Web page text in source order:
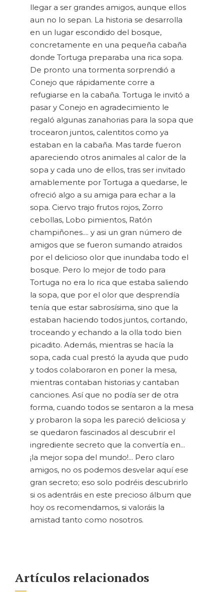
llegar a ser grandes amigos, aunque ellos
aun no lo sepan. La historia se desarrolla
en un lugar escondido del bosque,
concretamente en una pequeña cabaña
donde Tortuga preparaba una rica sopa.
De pronto una tormenta sorprendió a
Conejo que rápidamente corre a
refugiarse en la cabaña. Tortuga le invitó a
pasar y Conejo en agradecimiento le
regaló algunas zanahorias para la sopa que
trocearon juntos, calentitos como ya
estaban en la cabaña. Mas tarde fueron
apareciendo otros animales al calor de la
sopa y cada uno de ellos, tras ser invitado
amablemente por Tortuga a quedarse, le
ofreció algo a su amiga para echar a la
sopa. Ciervo trajo frutos rojos, Zorro
cebollas, Lobo pimientos, Ratón
champiñones.... y asi un gran número de
amigos que se fueron sumando atraidos
por el delicioso olor que inundaba todo el
bosque. Pero lo mejor de todo para
Tortuga no era lo rica que estaba saliendo
la sopa, que por el olor que desprendía
tenía que estar sabrosísima, sino que la
estaban haciendo todos juntos, cortando,
troceando y echando a la olla todo bien
picadito. Además, mientras se hacía la
sopa, cada cual prestó la ayuda que pudo
y todos colaboraron en poner la mesa,
mientras contaban historias y cantaban
canciones. Así que no podía ser de otra
forma, cuando todos se sentaron a la mesa
y probaron la sopa les pareció deliciosa y
se quedaron fascinados al descubrir el
ingrediente secreto que la convertía en...
¡la mejor sopa del mundo!... Pero claro
amigos, no os podemos desvelar aquí ese
gran secreto; eso solo podréis descubrirlo
si os adentráis en este precioso álbum que
hoy os recomendamos, si valoráis la
amistad tanto como nosotros.
Artículos relacionados